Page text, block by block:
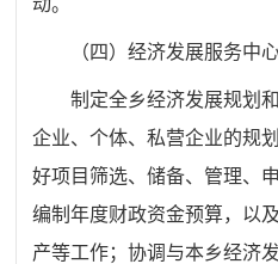
（四）经济发展服务中
制定全乡经济发展规划
企业、个体、私营企业的规
好项目筛选、储备、管理、
编制年度财政资金预算，以
产等工作；协调与本乡经济